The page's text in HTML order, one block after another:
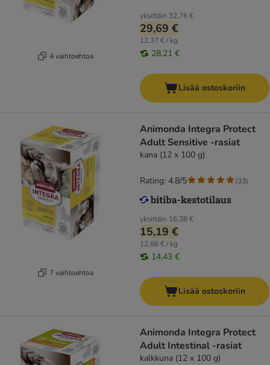
4 vaihtoehtoa
yksittäin 32,76 €
29,69 €
12,37 € / kg
28,21 €
Lisää ostoskoriin
7 vaihtoehtoa
Animonda Integra Protect
Adult Sensitive -rasiat
kana (12 x 100 g)
yksittäin 16,38 €
15,19 €
12,66 € / kg
14,43 €
Rating: 4.8/5 (33)
Lisää ostoskoriin
Animonda Integra Protect
Adult Intestinal -rasiat
kalkkuna (12 x 100 g)